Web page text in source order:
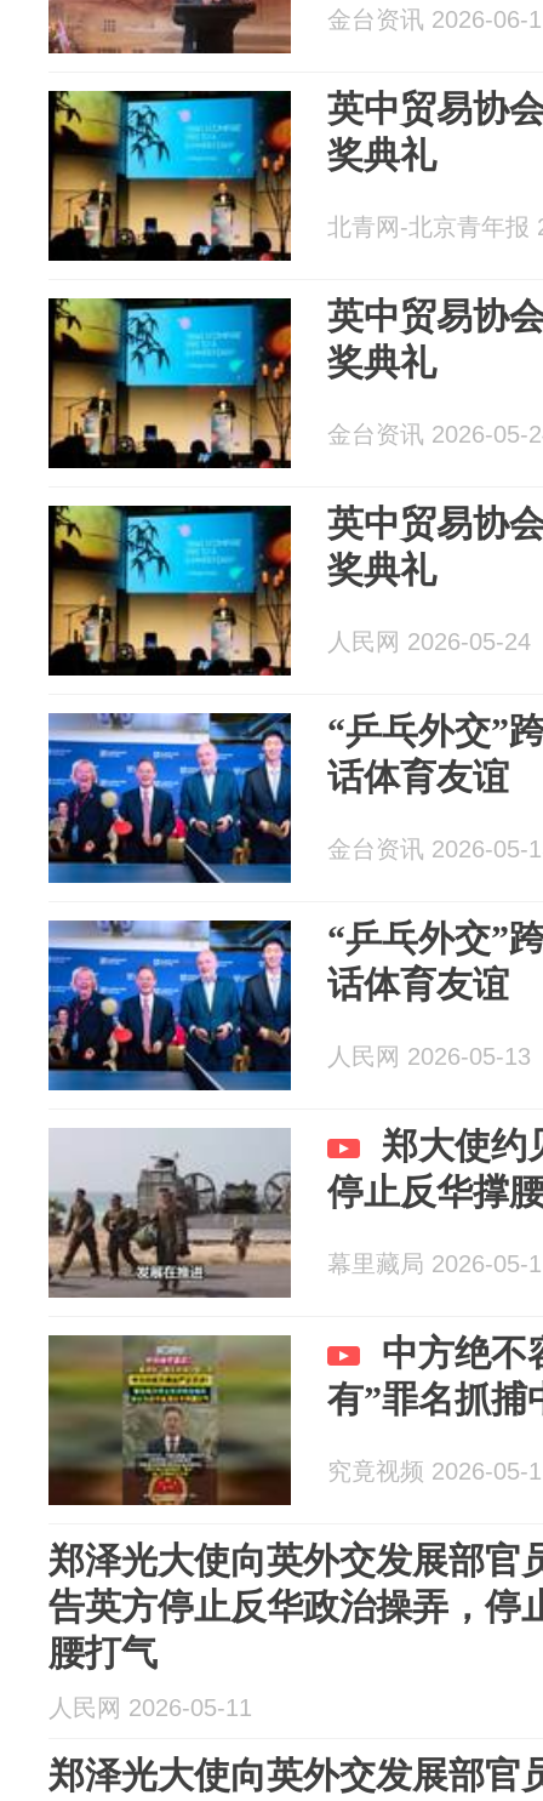
金台资讯 2026-06-
英中贸易协
奖典礼
北青网-北京青年报
英中贸易协
奖典礼
金台资讯 2026-05-
英中贸易协
奖典礼
人民网 2026-05-24
“乒乓外交”
话体育友谊
金台资讯 2026-05-
“乒乓外交”
话体育友谊
人民网 2026-05-13
郑大使约
停止反华撑
幕里藏局 2026-05-
中方绝不
有”罪名抓捕
究竟视频 2026-05-
郑泽光大使向英外交发展部官
告英方停止反华政治操弄，停
腰打气
人民网 2026-05-11
郑泽光大使向英外交发展部官